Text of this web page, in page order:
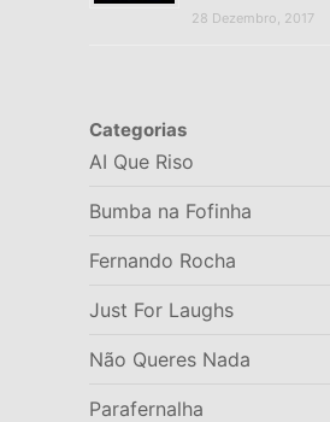
28 Dezembro, 2017
Categorias
AI Que Riso
Bumba na Fofinha
Fernando Rocha
Just For Laughs
Não Queres Nada
Parafernalha